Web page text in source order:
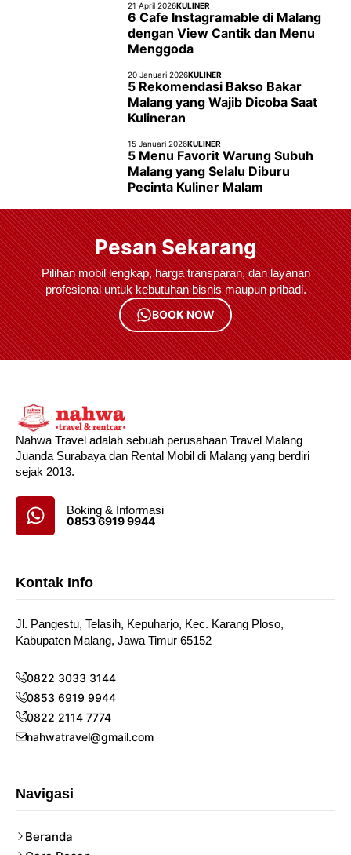
21 April 2026KULINER
6 Cafe Instagramable di Malang
dengan View Cantik dan Menu
Menggoda
20 Januari 2026KULINER
5 Rekomendasi Bakso Bakar
Malang yang Wajib Dicoba Saat
Kulineran
15 Januari 2026KULINER
5 Menu Favorit Warung Subuh
Malang yang Selalu Diburu
Pecinta Kuliner Malam
Pesan Sekarang
Pilihan mobil lengkap, harga transparan, dan layanan
profesional untuk kebutuhan bisnis maupun pribadi.
BOOK NOW
Nahwa Travel adalah sebuah perusahaan Travel Malang
Juanda Surabaya dan Rental Mobil di Malang yang berdiri
sejak 2013.
Boking & Informasi
0853 6919 9944
Kontak Info
Jl. Pangestu, Telasih, Kepuharjo, Kec. Karang Ploso,
Kabupaten Malang, Jawa Timur 65152
0822 3033 3144
0853 6919 9944
0822 2114 7774
nahwatravel@gmail.com
Navigasi
Beranda